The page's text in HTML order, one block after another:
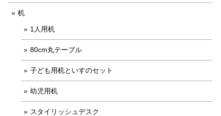
机
1人用机
80cm丸テーブル
子ども用机といすのセット
幼児用机
スタイリッシュデスク